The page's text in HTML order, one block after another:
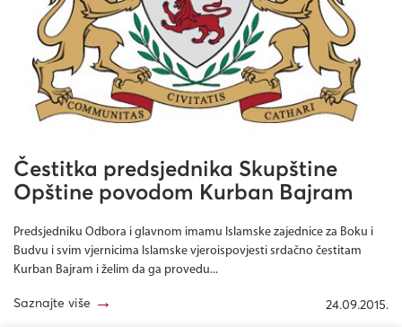
Čestitka predsjednika Skupštine
Opštine povodom Kurban Bajram
Predsjedniku Odbora i glavnom imamu Islamske zajednice za Boku i
Budvu i svim vjernicima Islamske vjeroispovjesti srdačno čestitam
Kurban Bajram i želim da ga provedu...
Saznajte više → 24.09.2015.